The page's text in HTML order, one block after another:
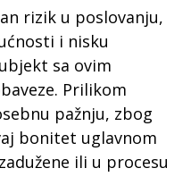
rizik u poslovanju,
i nisku
sa ovim
Prilikom
pažnju, zbog
bonitet uglavnom
ili u procesu